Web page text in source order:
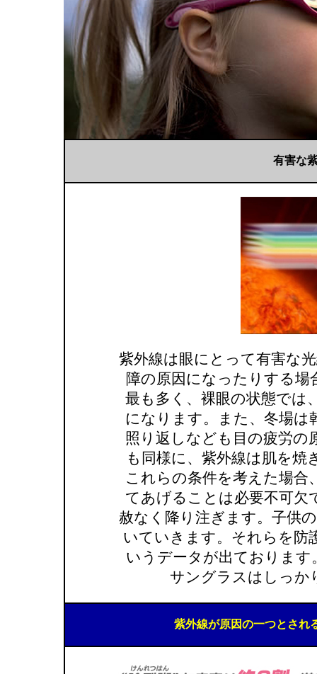
有害な
紫外線は眼にとって有害な
障の原因になったりする場
最も多く、裸眼の状態では
になります。また、冬場は
照り返しなども目の疲労の
も同様に、紫外線は肌を
これらの条件を考えた場合
てあげることは必要不可欠
赦なく降り注ぎます。子供
いていきます。それらを防
いうデータが出ております
サングラスはしっか
紫外線が原因の一つとさ